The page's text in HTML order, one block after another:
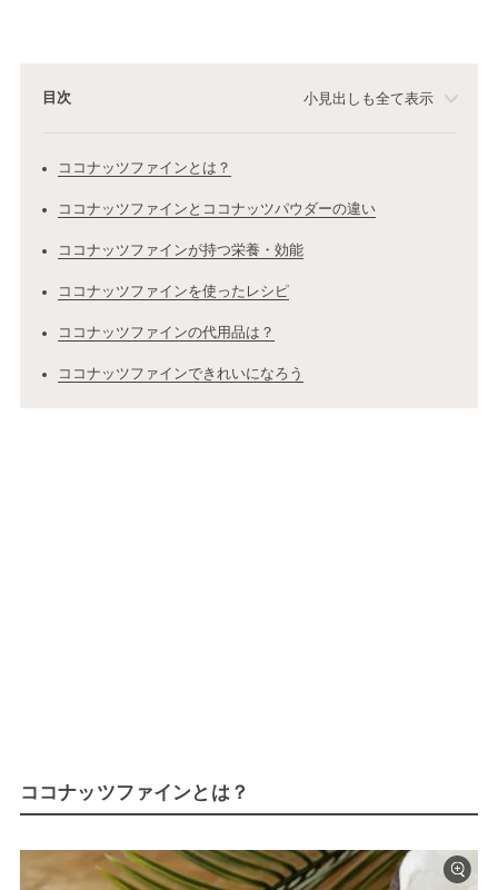
目次 小見出しも全て表示
ココナッツファインとは？
ココナッツファインとココナッツパウダーの違い
ココナッツファインが持つ栄養・効能
ココナッツファインを使ったレシピ
ココナッツファインの代用品は？
ココナッツファインできれいになろう
ココナッツファインとは？